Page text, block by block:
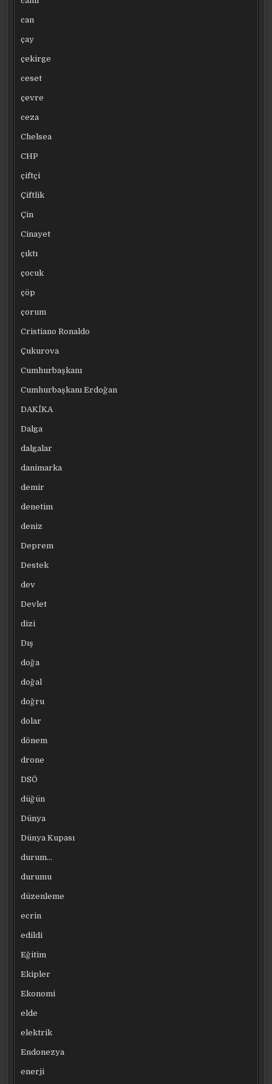
can
çay
çekirge
ceset
çevre
ceza
Chelsea
CHP
çiftçi
Çiftlik
Çin
Cinayet
çıktı
çocuk
çöp
çorum
Cristiano Ronaldo
Çukurova
Cumhurbaşkanı
Cumhurbaşkanı Erdoğan
DAKİKA
Dalga
dalgalar
danimarka
demir
denetim
deniz
Deprem
Destek
dev
Devlet
dizi
Dış
doğa
doğal
doğru
dolar
dönem
drone
DSÖ
düğün
Dünya
Dünya Kupası
durum…
durumu
düzenleme
ecrin
edildi
Eğitim
Ekipler
Ekonomi
elde
elektrik
Endonezya
enerji